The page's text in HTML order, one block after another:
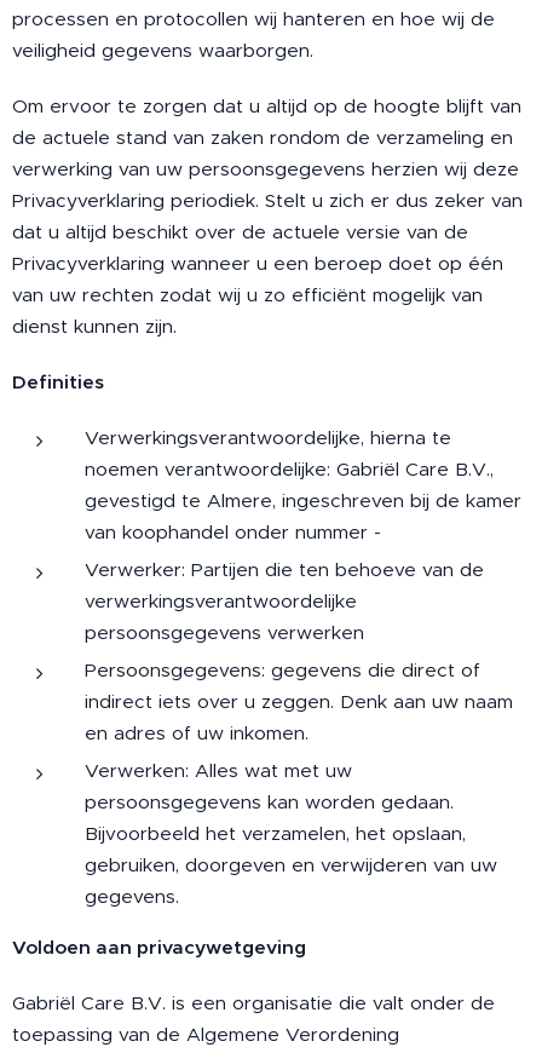
processen en protocollen wij hanteren en hoe wij de
veiligheid gegevens waarborgen.
Om ervoor te zorgen dat u altijd op de hoogte blijft van
de actuele stand van zaken rondom de verzameling en
verwerking van uw persoonsgegevens herzien wij deze
Privacyverklaring periodiek. Stelt u zich er dus zeker van
dat u altijd beschikt over de actuele versie van de
Privacyverklaring wanneer u een beroep doet op één
van uw rechten zodat wij u zo efficiënt mogelijk van
dienst kunnen zijn.
Definities
Verwerkingsverantwoordelijke, hierna te
noemen verantwoordelijke: Gabriël Care B.V.,
gevestigd te Almere, ingeschreven bij de kamer
van koophandel onder nummer -
Verwerker: Partijen die ten behoeve van de
verwerkingsverantwoordelijke
persoonsgegevens verwerken
Persoonsgegevens: gegevens die direct of
indirect iets over u zeggen. Denk aan uw naam
en adres of uw inkomen.
Verwerken: Alles wat met uw
persoonsgegevens kan worden gedaan.
Bijvoorbeeld het verzamelen, het opslaan,
gebruiken, doorgeven en verwijderen van uw
gegevens.
Voldoen aan privacywetgeving
Gabriël Care B.V. is een organisatie die valt onder de
toepassing van de Algemene Verordening